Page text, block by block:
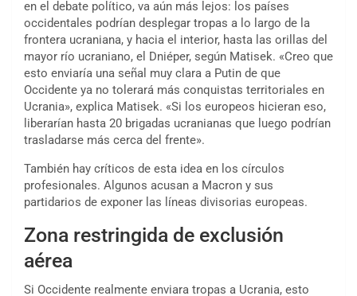
en el debate político, va aún más lejos: los países
occidentales podrían desplegar tropas a lo largo de la
frontera ucraniana, y hacia el interior, hasta las orillas del
mayor río ucraniano, el Dniéper, según Matisek. «Creo que
esto enviaría una señal muy clara a Putin de que
Occidente ya no tolerará más conquistas territoriales en
Ucrania», explica Matisek. «Si los europeos hicieran eso,
liberarían hasta 20 brigadas ucranianas que luego podrían
trasladarse más cerca del frente».
También hay críticos de esta idea en los círculos
profesionales. Algunos acusan a Macron y sus
partidarios de exponer las líneas divisorias europeas.
Zona restringida de exclusión
aérea
Si Occidente realmente enviara tropas a Ucrania, esto